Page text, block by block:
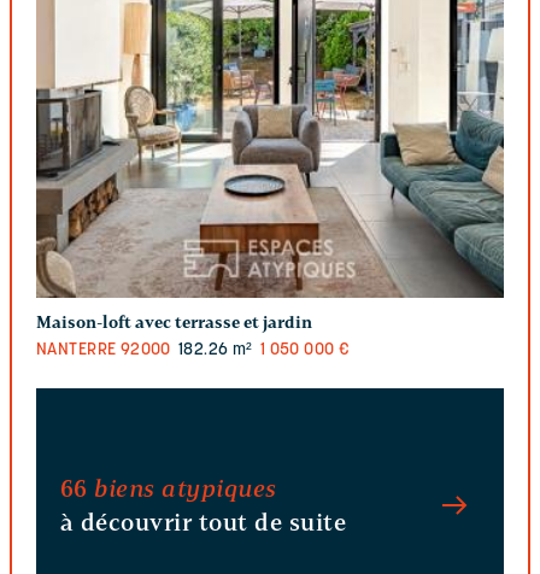
Maison-loft avec terrasse et jardin
NANTERRE 92000 182.26 m² 1 050 000 €
66 biens atypiques
à découvrir tout de suite